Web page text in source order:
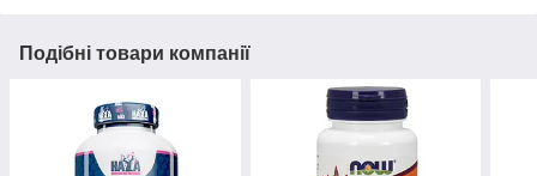
Подібні товари компанії